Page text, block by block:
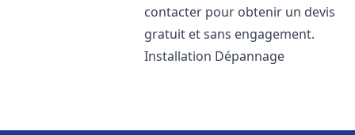
contacter pour obtenir un devis
gratuit et sans engagement.
Installation Dépannage